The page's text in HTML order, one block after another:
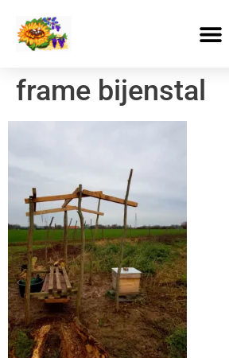
frame bijenstal